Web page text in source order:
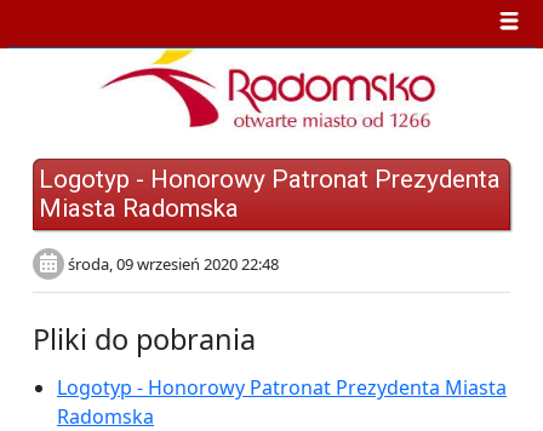
Logotyp - Honorowy Patronat Prezydenta
Miasta Radomska
środa, 09 wrzesień 2020 22:48
Pliki do pobrania
Logotyp - Honorowy Patronat Prezydenta Miasta
Radomska